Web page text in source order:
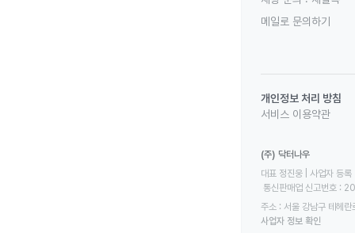
메일로 문의하기
개인정보 처리 방침
서비스 이용약관
(주) 닥터나우
대표 정진웅 | 사업자
통신판매업 신고번호
주소 : 서울 강남구 테헤
사업자 정보 확인